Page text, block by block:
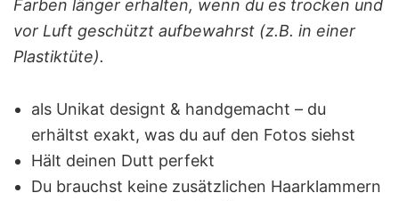
Farben länger erhalten, wenn du es trocken und
vor Luft geschützt aufbewahrst (z.B. in einer
Plastiktüte).
als Unikat designt & handgemacht – du
erhältst exakt, was du auf den Fotos siehst
Hält deinen Dutt perfekt
Du brauchst keine zusätzlichen Haarklammern